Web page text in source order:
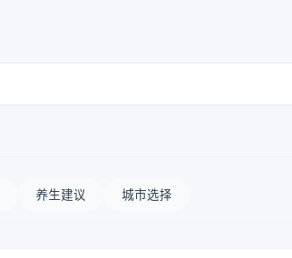
养生建议 城市选择